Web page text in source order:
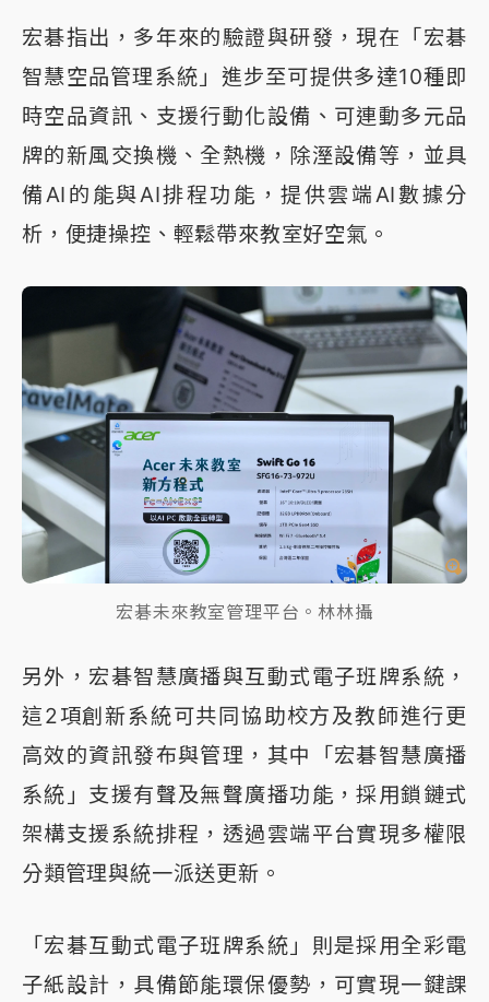
宏碁指出，多年來的驗證與研發，現在「宏碁
智慧空品管理系統」進步至可提供多達10種即
時空品資訊、支援行動化設備、可連動多元品
牌的新風交換機、全熱機，除溼設備等，並具
備AI的能與AI排程功能，提供雲端AI數據分
析，便捷操控、輕鬆帶來教室好空氣。
宏碁未來教室管理平台。林林攝
另外，宏碁智慧廣播與互動式電子班牌系統，
這2項創新系統可共同協助校方及教師進行更
高效的資訊發布與管理，其中「宏碁智慧廣播
系統」支援有聲及無聲廣播功能，採用鎖鏈式
架構支援系統排程，透過雲端平台實現多權限
分類管理與統一派送更新。
「宏碁互動式電子班牌系統」則是採用全彩電
子紙設計，具備節能環保優勢，可實現一鍵課